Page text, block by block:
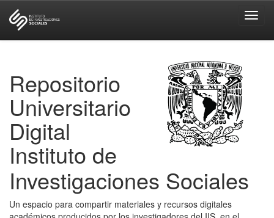
Repositorio
Universitario
Digital
Instituto de
Investigaciones Sociales
Un espacio para compartir materiales y recursos digitales